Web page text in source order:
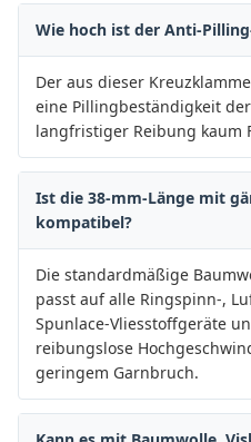
Wie hoch ist der Anti-
Der aus dieser
eine Pillingbeständigkeit
langfristiger Reibung kaum
Ist die 38-mm-Länge mit
kompatibel?
Die standardmäßige
passt auf alle Ringspinn-,
Spunlace-Vliesstoffgeräte
reibungslose
geringem Garnbruch.